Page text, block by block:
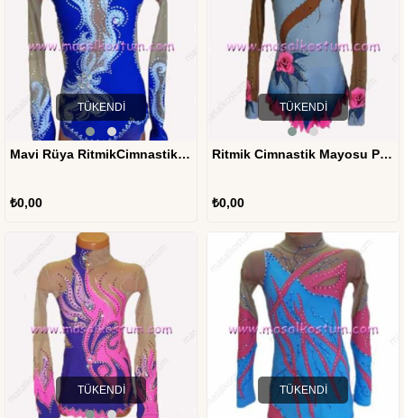
TÜKENDI
Mavi Rüya RitmikCimnastik Mayosu RJM-10
₺0,00
TÜKENDI
Ritmik Cimnastik Mayosu Pembe Gül RJM-09
₺0,00
TÜKENDI TÜKENDI